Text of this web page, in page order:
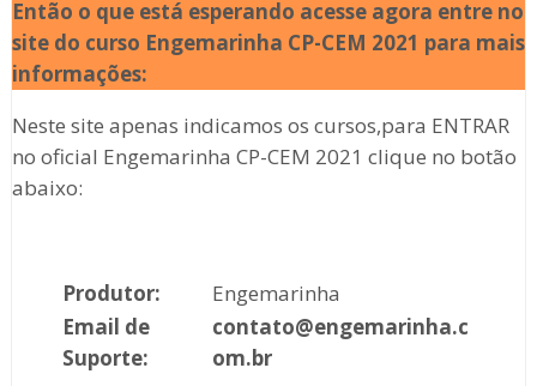
Então o que está esperando acesse agora entre no
site do curso Engemarinha CP-CEM 2021 para mais
informações:
Neste site apenas indicamos os cursos,para ENTRAR
no oficial Engemarinha CP-CEM 2021 clique no botão
abaixo:
Produtor:
Engemarinha
Email de
Suporte:
contato@engemarinha.c
om.br